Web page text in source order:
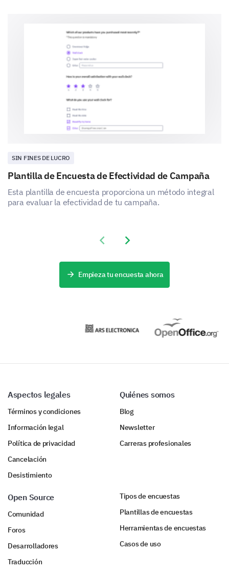
¿Tienes alguna sugerencia sobre cómo
podemos mejorar nuestras actividades
comunitarias?
SIN FINES DE LUCRO
Plantilla de Encuesta de Efectividad de Campaña
Esta plantilla de encuesta proporciona un método integral
para evaluar la efectividad de tu campaña.
Previous slide
Next slide
Empieza tu encuesta ahora
Aspectos legales
Términos y condiciones
Información legal
Política de privacidad
Cancelación
Desistimiento
Quiénes somos
Blog
Newsletter
Carreras profesionales
Open Source
Comunidad
Foros
Desarrolladores
Traducción
Tipos de encuestas
Plantillas de encuestas
Herramientas de encuestas
Casos de uso